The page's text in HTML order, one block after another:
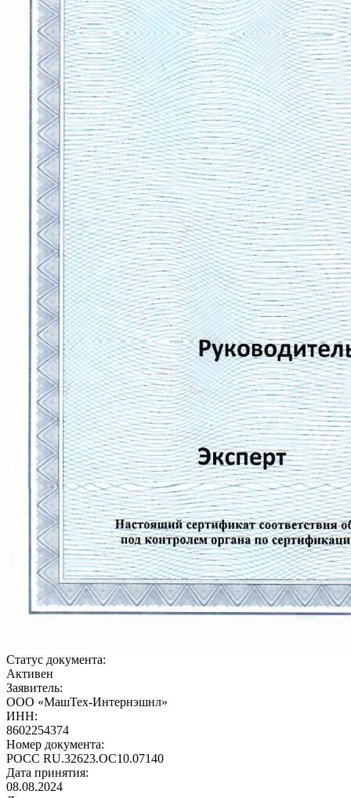
Статус документа:
Активен
Заявитель:
ООО «МашТех-Интернэшнл»
ИНН:
8602254374
Номер документа:
РОСС RU.32623.ОС10.07140
Дата принятия:
08.08.2024